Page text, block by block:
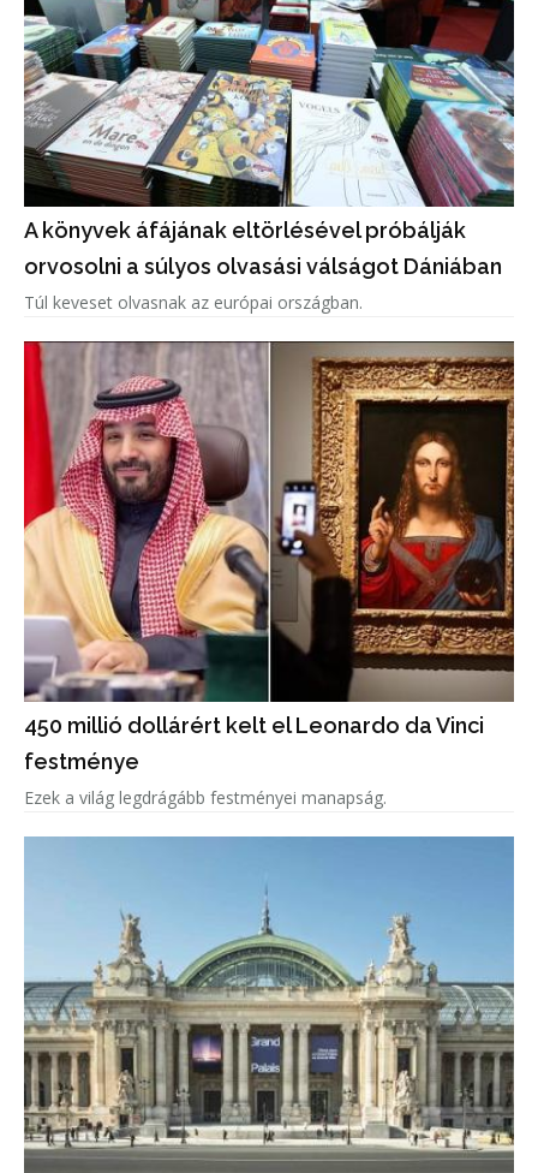
A könyvek áfájának eltörlésével próbálják
orvosolni a súlyos olvasási válságot Dániában
Túl keveset olvasnak az európai országban.
450 millió dollárért kelt el Leonardo da Vinci
festménye
Ezek a világ legdrágább festményei manapság.